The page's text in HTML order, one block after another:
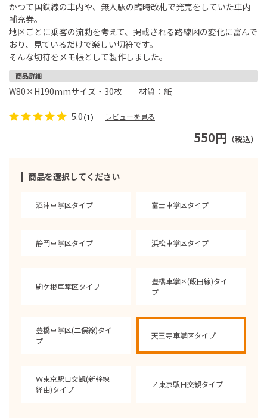
550円 （税込）
商品を選択してください
沼津車掌区タイプ 富士車掌区タイプ
静岡車掌区タイプ 浜松車掌区タイプ
駒ケ根車掌区タイプ
豊橋車掌区(飯田線)タイ
プ
豊橋車掌区(二俣線)タイ
プ
天王寺車掌区タイプ
Ｗ東京駅日交観(新幹線
経由)タイプ
Ｚ東京駅日交観タイプ
かつて国鉄線の車内や、無人駅の臨時改札で発売をしていた車内
補充券。
地区ごとに乗客の流動を考えて、掲載される路線図の変化に富んで
おり、見ているだけで楽しい切符です。
そんな切符をメモ帳として製作しました。
商品詳細
W80×H190mmサイズ・30枚 材質：紙
5.0（1） レビューを見る